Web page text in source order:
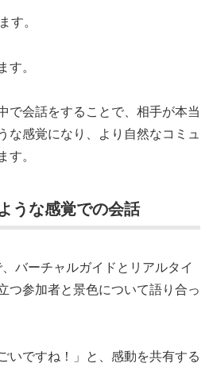
す。
。
で会話をすることで、相手が本当
な感覚になり、より自然なコミュ
。
うな感覚での会話
バーチャルガイドとリアルタイ
つ参加者と景色について語り合っ
いですね！」と、感動を共有する